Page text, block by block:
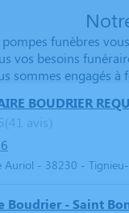
funèbres
vos besoins
sommes engagés
BOUDRIER
(41 avis)
Auriol - 38230 -
Boudrier - Saint